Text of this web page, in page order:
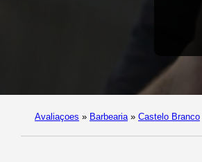
Avaliaçoes » Barbearia » Castelo Branco